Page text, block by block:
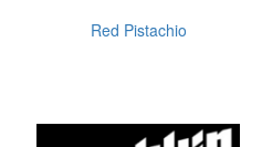
Red Pistachio